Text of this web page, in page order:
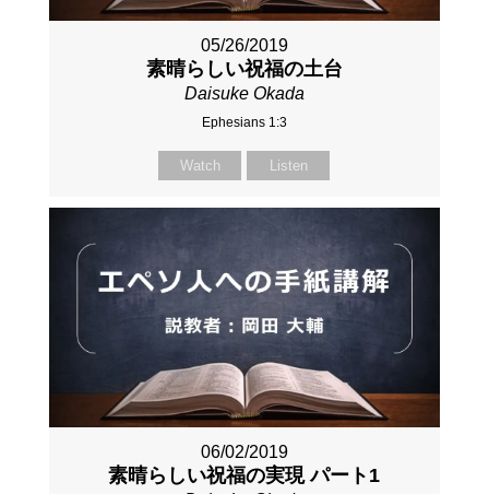
05/26/2019
素晴らしい祝福の土台
Daisuke Okada
Ephesians 1:3
Watch Listen
06/02/2019
素晴らしい祝福の実現 パート1